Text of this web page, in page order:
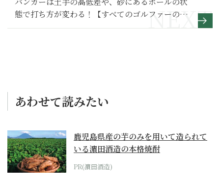
態で打ち方が変わる！【すべてのゴルファーのた
めのゴルフの基本】10
あわせて読みたい
鹿児島県産の芋のみを用いて造られて
いる濵田酒造の本格焼酎
PR(濵田酒造)